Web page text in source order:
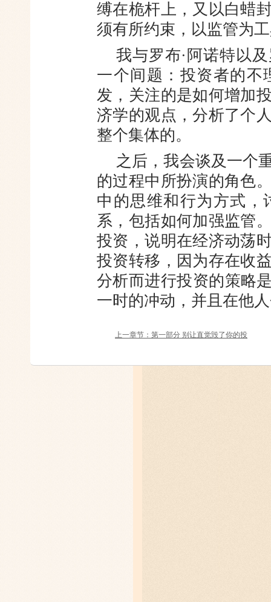
缚在桅杆上，又以白蜡
须有所约束，以监管为
我与罗布·阿诺特以
一个间题：投资者的不
发，关注的是如何增加
济学的观点，分析了个
整个集体的。
之后，我会谈及一个
的过程中所扮演的角色
中的思维和行为方式，
系，包括如何加强监管
投资，说明在经济动荡
投资转移，因为存在收
分析而进行投资的策略
一时的冲动，并且在他
上一章节：第一部分 别让直觉毁了你的投